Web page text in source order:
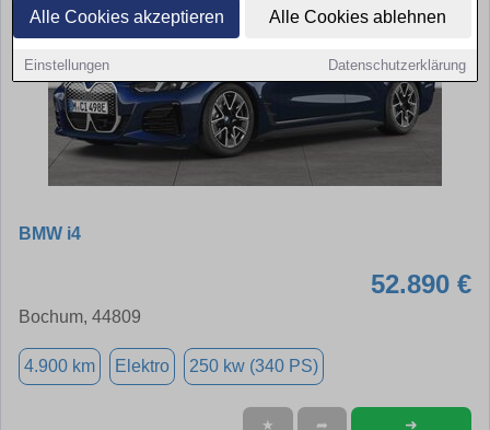
Alle Cookies akzeptieren Alle Cookies ablehnen
Einstellungen Datenschutzerklärung
BMW i4
52.890 €
Bochum, 44809
4.900 km Elektro 250 kw (340 PS)
★ ➦ ➜